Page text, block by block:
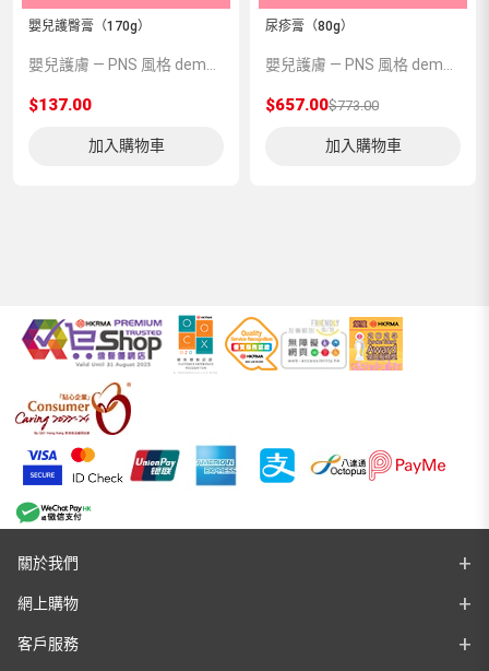
嬰兒護臀膏（170g）
$137.00
加入購物車
尿疹膏（80g）
$657.00$773.00
加入購物車
關於我們
網上購物
客戶服務